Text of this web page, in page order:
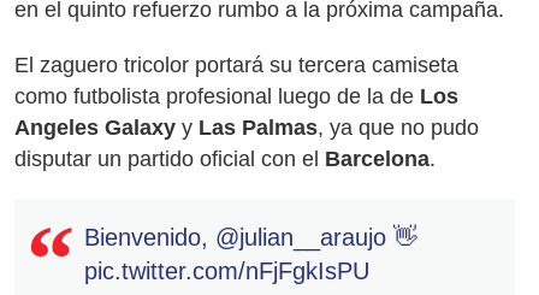
en el quinto refuerzo rumbo a la próxima campaña.
El zaguero tricolor portará su tercera camiseta
como futbolista profesional luego de la de Los
Angeles Galaxy y Las Palmas, ya que no pudo
disputar un partido oficial con el Barcelona.
Bienvenido, @julian__araujo 👋
pic.twitter.com/nFjFgkIsPU